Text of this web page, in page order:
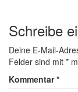
Schreibe
Deine E-Mail-
Felder sind mit *
Kommentar*